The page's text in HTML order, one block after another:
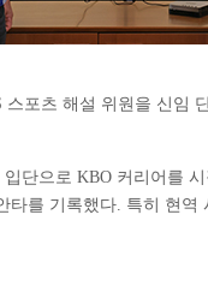
스포츠 해설 위원을 신임
단으로 KBO 커리어를
타를 기록했다. 특히 현